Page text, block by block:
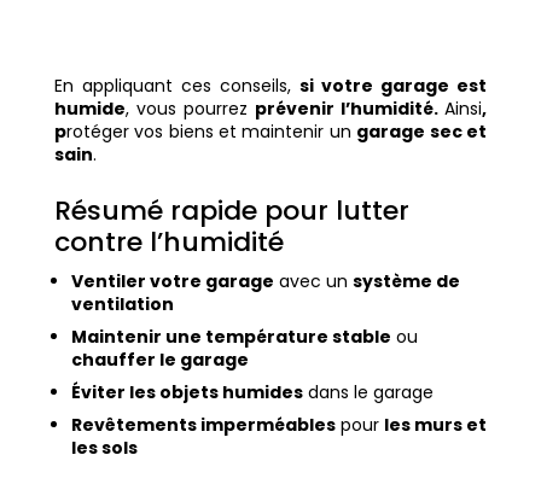
En appliquant ces conseils,si votre garage est
humide, vous pourrez prévenir l’humidité.Ainsi,
protéger vos biens et maintenir un garage sec et
sain.
Résumé rapide pour lutter
contre l’humidité
Ventiler votre garage avec un système de
ventilation
Maintenir une température stable ou
chauffer le garage
Éviter les objets humidesdans le garage
Revêtements imperméablespour les murs et
les sols